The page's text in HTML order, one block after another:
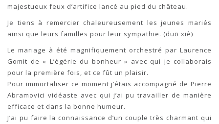
majestueux feux d’artifice lancé au pied du château.
Je tiens à remercier chaleureusement les jeunes mariés
ainsi que leurs familles pour leur sympathie. (duō xiè)
Le mariage à été magnifiquement orchestré par Laurence
Gomit de « L’égérie du bonheur » avec qui je collaborais
pour la première fois, et ce fût un plaisir.
Pour immortaliser ce moment j’étais accompagné de Pierre
Abramovici vidéaste avec qui j’ai pu travailler de manière
efficace et dans la bonne humeur.
J’ai pu faire la connaissance d’un couple très charmant qui